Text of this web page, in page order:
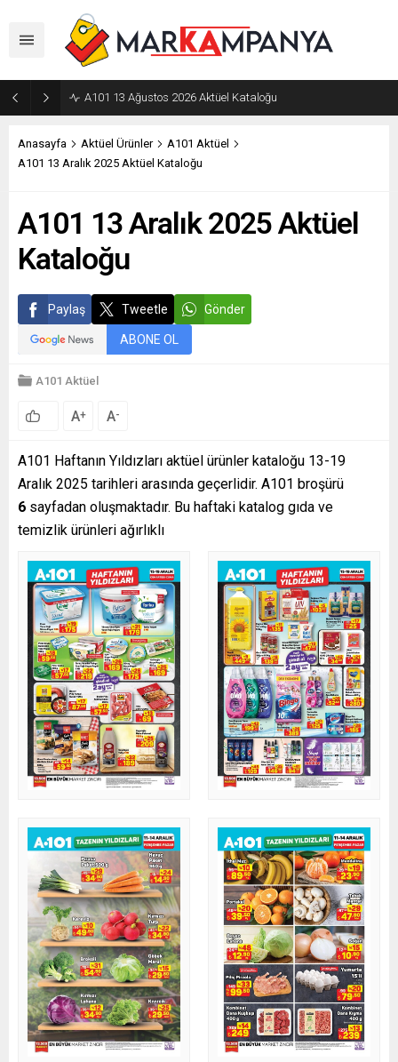
A101 13 Ağustos 2026 Aktüel Kataloğu
Anasayfa Aktüel Ürünler
A101 Aktüel
A101 13 Aralık 2025 Aktüel Kataloğu
A101 13 Aralık 2025 Aktüel
Kataloğu
Paylaş Tweetle Gönder
ABONE OL
A101 Aktüel
A+ A-
A101 Haftanın Yıldızları aktüel ürünler kataloğu 13-19
Aralık 2025 tarihleri arasında geçerlidir. A101 broşürü
6 sayfadan oluşmaktadır. Bu haftaki katalog gıda ve
temizlik ürünleri ağırlıklı